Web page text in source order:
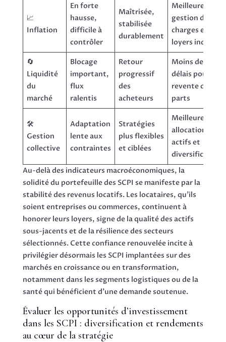
📈
Inflation
En forte
hausse,
difficile à
contrôler
Maîtrisée,
stabilisée
durablement
Meilleure
gestion des
charges et
loyers indexés
🔄
Liquidité
du
marché
Blocage
important,
flux
ralentis
Retour
progressif
des
acheteurs
Moins de
délais pour la
revente des
parts
🛠️
Gestion
collective
Adaptation
lente aux
contraintes
Stratégies
plus flexibles
et ciblées
Meilleure
allocation des
actifs et
diversification
Au-delà des indicateurs macroéconomiques, la
solidité du portefeuille des SCPI se manifeste par la
stabilité des revenus locatifs. Les locataires, qu’ils
soient entreprises ou commerces, continuent à
honorer leurs loyers, signe de la qualité des actifs
sous-jacents et de la résilience des secteurs
sélectionnés. Cette confiance renouvelée incite à
privilégier désormais les SCPI implantées sur des
marchés en croissance ou en transformation,
notamment dans les segments logistiques ou de la
santé qui bénéficient d’une demande soutenue.
Évaluer les opportunités d’investissement
dans les SCPI : diversification et rendements
au cœur de la stratégie